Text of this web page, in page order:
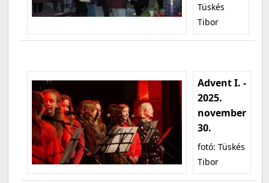
Tüskés
Tibor
Advent I. -
2025.
november
30.
fotó: Tüskés
Tibor